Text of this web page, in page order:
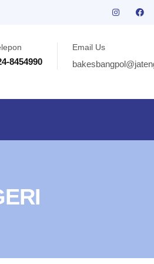
8454990
Email Us